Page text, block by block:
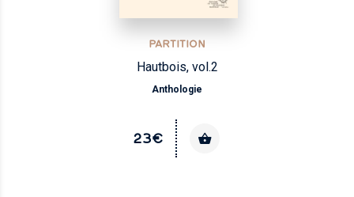
PARTITION
Hautbois, vol.2
Anthologie
23€